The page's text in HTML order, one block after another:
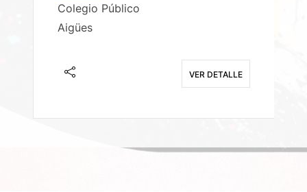
Colegio Público
Aigües
VER DETALLE